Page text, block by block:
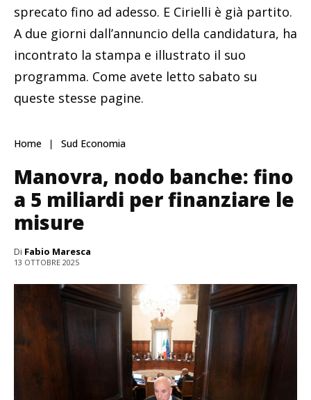
sprecato fino ad adesso. E Cirielli è già partito.
A due giorni dall’annuncio della candidatura, ha
incontrato la stampa e illustrato il suo
programma. Come avete letto sabato su
queste stesse pagine.
Home Sud Economia
Manovra, nodo banche: fino
a 5 miliardi per finanziare le
misure
Di Fabio Maresca
13 OTTOBRE 2025